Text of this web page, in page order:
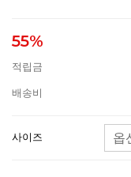
55%
적립금
배송비
사이즈